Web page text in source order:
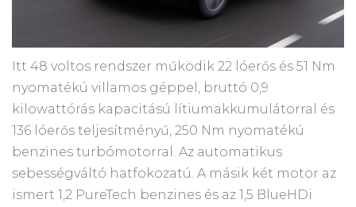
Itt 48 voltos rendszer működik 22 lóerős és 51 Nm
nyomatékú villamos géppel, bruttó 0,9
kilowattórás kapacitású lítiumakkumulátorral és
136 lóerős teljesítményű, 250 Nm nyomatékú
benzines turbómotorral. Az automatikus
sebességváltó hatfokozatú. A másik két motor az
ismert 1,2 PureTech benzines és az 1,5 BlueHDi